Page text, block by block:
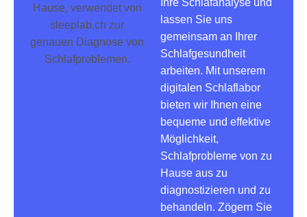
lassen Sie uns
gemeinsam an Ihrer
Schlafgesundheit
arbeiten. Mit unserem
digitalen Schlaflabor
bieten wir Ihnen eine
bequeme und effektive
Möglichkeit,
Schlafprobleme von zu
Hause aus zu
diagnostizieren und zu
behandeln. Zögern Sie